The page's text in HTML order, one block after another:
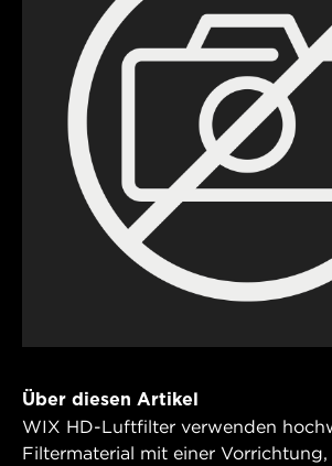
Über diesen Artikel
WIX HD-Luftfilter verwenden
Filtermaterial mit einer